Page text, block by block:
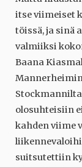
itse viimeiset
töissä, ja sinä
valmiiksi
Baana
olosuhteisiin
kahden viime
suitsutettiin